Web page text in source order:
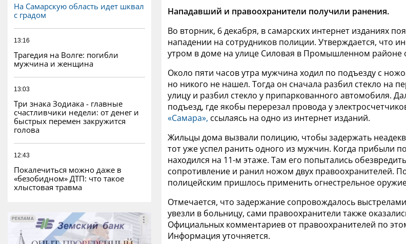
На Самарскую область идет шквал
с градом
13:16
Трагедия на Волге: погибли
мужчина и женщина
13:03
Три знака Зодиака - главные
счастливчики недели: от денег и
быстрых перемен закружится
голова
12:43
Покалечиться можно даже в
«безобидном» ДТП: что такое
хлыстовая травма
РЕКЛАМА
РЕКЛАМА
Нападавший и правоохранители получили ранения.
Во вторник, 6 декабря, в самарских интернет изданиях
нападении на сотрудников полиции. Утверждается, что
утром в доме на улице Силовая в Промышленном районе
Около пяти часов утра мужчина ходил по подъезду с
но никого не нашел. Тогда он сначала разбил стекло на
улицу и разбил стекло у припаркованного автомобиля.
подъезд, где якобы перерезал провода у
«Самара», ссылаясь на одно из интернет изданий.
Жильцы дома вызвали полицию, чтобы задержать
тот уже успел ранить одного из мужчин. Когда прибыли
находился на 11-м этаже. Там его попытались
сопротивление и ранил ножом двух правоохранителей.
полицейским пришлось применить огнестрельное
Отмечается, что задержание сопровождалось
увезли в больницу, сами правоохранители также
Официальных комментариев от правоохранителей по
Информация уточняется.